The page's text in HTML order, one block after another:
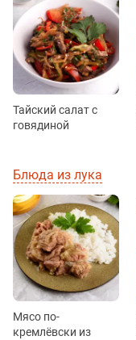
Тайский салат с
говядиной
Блюда из лука
Мясо по-
кремлёвски из